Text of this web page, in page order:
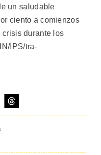
un saludable
ciento a comienzos
crisis durante los
IPS/tra-